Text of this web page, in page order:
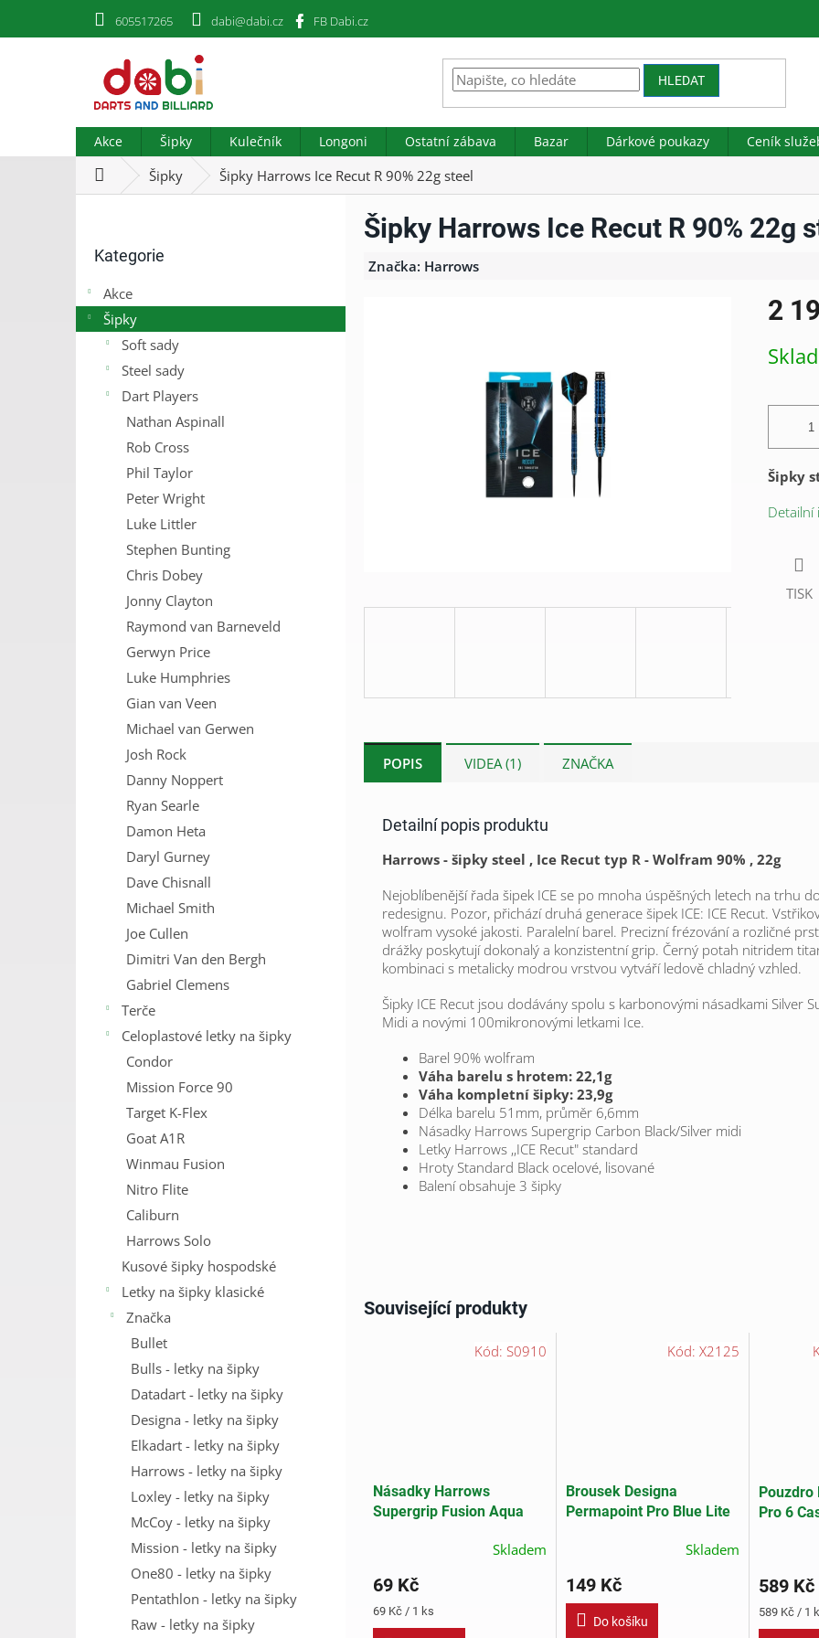
605517265 dabi@dabi.cz FB Dabi.cz
HLEDAT
Akce Šipky Kulečník Longoni Ostatní zábava Bazar Dárkové poukazy Ceník
DomůŠipky Šipky Harrows Ice Recut R 90% 22g steel
a
kategorie
Kategorie
Akce
Šipky
Soft sady
Steel sady
Dart Players
Nathan Aspinall
Rob Cross
Phil Taylor
Peter Wright
Luke Littler
Stephen Bunting
Chris Dobey
Jonny Clayton
Raymond van Barneveld
Gerwyn Price
Luke Humphries
Gian van Veen
Michael van Gerwen
Josh Rock
Danny Noppert
Ryan Searle
Damon Heta
Daryl Gurney
Dave Chisnall
Michael Smith
Joe Cullen
Dimitri Van den Bergh
Gabriel Clemens
Terče
Celoplastové letky na šipky
Condor
Mission Force 90
Target K-Flex
Goat A1R
Winmau Fusion
Nitro Flite
Caliburn
Harrows Solo
Kusové šipky hospodské
Letky na šipky klasické
Značka
Bullet
Bulls - letky na šipky
Datadart - letky na šipky
Designa - letky na šipky
Elkadart - letky na šipky
Harrows - letky na šipky
Loxley - letky na šipky
McCoy - letky na šipky
Mission - letky na šipky
One80 - letky na šipky
Pentathlon - letky na šipky
Raw - letky na šipky
Šipky Harrows Ice Recut R 90% 22g
Značka: Harrows
2
cena:
Šipky
Detailní
TISK
Související produkty
Násadky Harrows
Supergrip Fusion Aqua
Skladem
69 Kč
Měrná
cena:
69 Kč / 1 ks
Kód: S0910
Brousek Designa
Permapoint Pro Blue Lite
Skladem
149 Kč
Do košíku
Kód: X2125
Pouzdro
Pro 6
589 Kč
Měrná
cena:
589 Kč / 1
POPIS VIDEA (1) ZNAČKA
Detailní popis produktu
Harrows - šipky steel , Ice Recut typ R - Wolfram 90% , 22g
Nejoblíbenější řada šipek ICE se po mnoha úspěšných letech na trhu
redesignu. Pozor, přichází druhá generace šipek ICE: ICE Recut.
wolfram vysoké jakosti. Paralelní barel. Precizní frézování a rozličné
drážky poskytují dokonalý a konzistentní grip. Černý potah nitridem
kombinaci s metalicky modrou vrstvou vytváří ledově chladný vzhled.
Šipky ICE Recut jsou dodávány spolu s karbonovými násadkami Silver
Midi a novými 100mikronovými letkami Ice.
Barel 90% wolfram
Váha barelu s hrotem: 22,1g
Váha kompletní šipky: 23,9g
Délka barelu 51mm, průměr 6,6mm
Násadky Harrows Supergrip Carbon Black/Silver midi
Letky Harrows ,,ICE Recut" standard
Hroty Standard Black ocelové, lisované
Balení obsahuje 3 šipky